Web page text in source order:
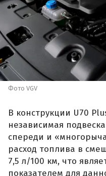
Фото VGV
В конструкции U70
независимая
спереди и
расход топлива в
7,5 л/100 км, что
показателем для